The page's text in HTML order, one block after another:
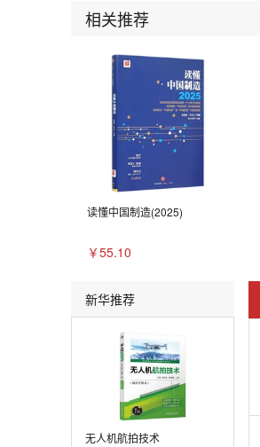
相关推荐
读懂中国制造(2025)
￥55.10
新华推荐
无人机航拍技术